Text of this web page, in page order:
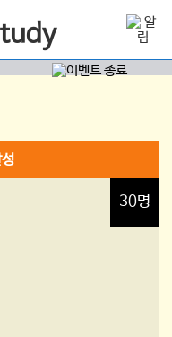
년 5월 31일(일), 총 2주
30명